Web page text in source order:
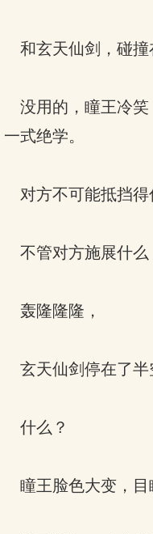
和玄天仙剑，碰撞
没用的，瞳王冷笑
一式绝学。
对方不可能抵挡得
不管对方施展什么
轰隆隆隆，
玄天仙剑停在了半
什么？
瞳王脸色大变，目